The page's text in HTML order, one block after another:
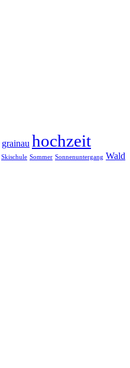
grainau hochzeit
Skischule Sommer Sonnenuntergang Wald